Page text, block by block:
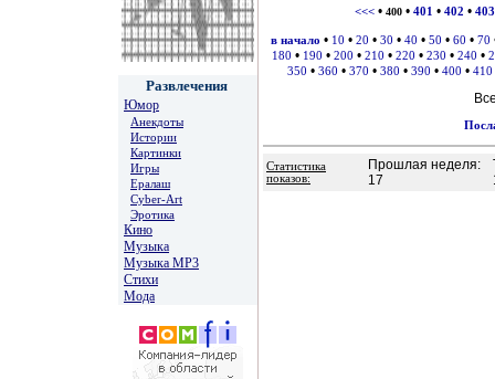
Развлечения
Юмор
Анекдоты
Истории
Картинки
Игры
Ералаш
Cyber-Art
Эротика
Кино
Музыка
Музыка MP3
Стихи
Мода
<<<• 400• 401 • 402 • 403
в начало • 10 • 20 • 30 • 40 • 50 • 60 • 70
180 • 190 • 200 • 210 • 220 • 230 • 240 •
350 • 360 • 370 • 380 • 390 • 400 • 410
Статистика
показов:
Прошлая неделя:
17